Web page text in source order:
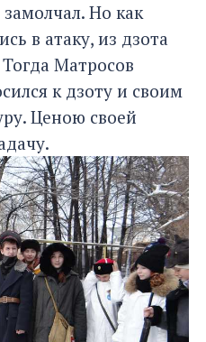
Но как
в атаку, из дзота
Матросов
к дзоту и своим
Ценою своей